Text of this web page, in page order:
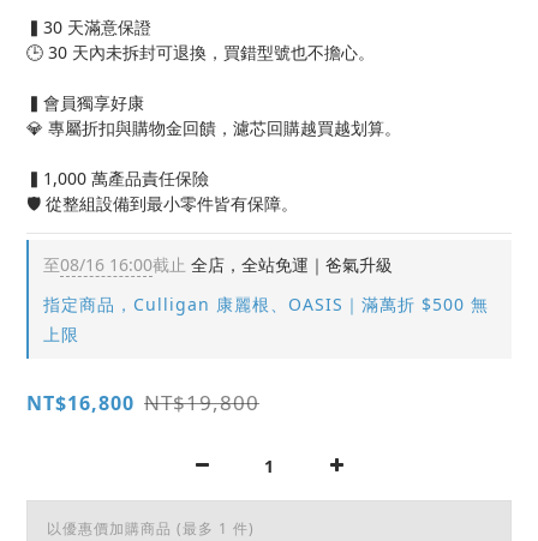
▍30 天滿意保證
🕒 30 天內未拆封可退換，買錯型號也不擔心。
▍會員獨享好康
💎 專屬折扣與購物金回饋，濾芯回購越買越划算。
▍1,000 萬產品責任保險
🛡️ 從整組設備到最小零件皆有保障。
至08/16 16:00截止 全店，全站免運｜爸氣升級
指定商品，Culligan 康麗根、OASIS｜滿萬折 $500 無
上限
NT$16,800 NT$19,800
以優惠價加購商品 (最多 1 件)